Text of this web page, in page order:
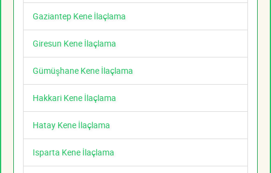
Gaziantep Kene İlaçlama
Giresun Kene İlaçlama
Gümüşhane Kene İlaçlama
Hakkari Kene İlaçlama
Hatay Kene İlaçlama
Isparta Kene İlaçlama